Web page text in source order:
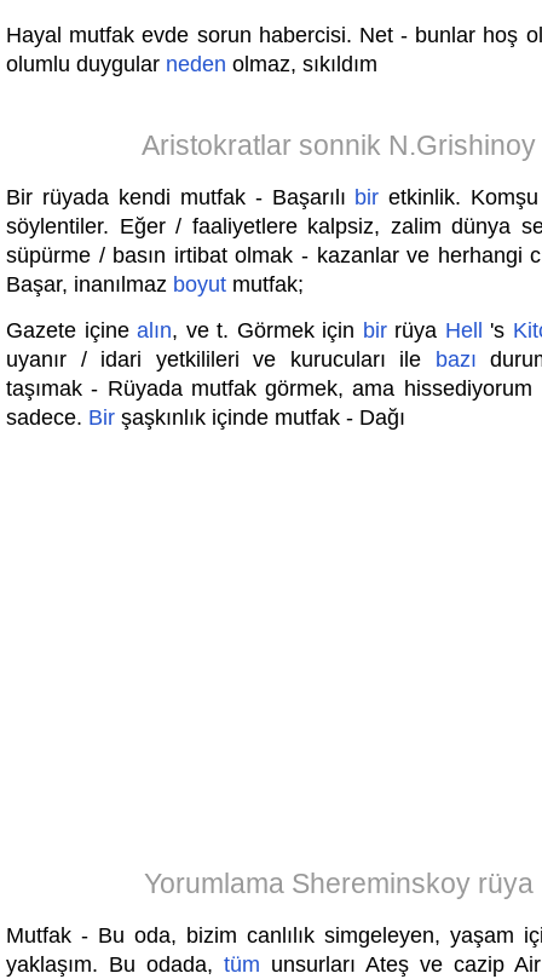
Hayal mutfak evde sorun habercisi. Net - bunlar hoş
olumlu duygular neden olmaz, sıkıldım
Aristokratlar sonnik N.Grishinoy
Bir rüyada kendi mutfak - Başarılı bir etkinlik.
söylentiler. Eğer / faaliyetlere kalpsiz, zalim dünya
süpürme / basın irtibat olmak - kazanlar ve herhangi
Başar, inanılmaz boyut mutfak;
Gazete içinealın, ve t. Görmek için birrüya Hell 's
uyanır / idari yetkilileri ve kurucuları ile
bazı
taşımak - Rüyada mutfak görmek, ama hissediyorum
sadece. Bir şaşkınlık içinde mutfak - Dağı
Yorumlama Shereminskoy rüya
Mutfak - Bu oda, bizim canlılık simgeleyen, yaşam
yaklaşım. Bu odada, tüm unsurları Ateş ve cazip